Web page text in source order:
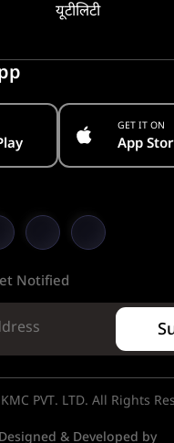
यूटीलिटी
GET IT ON
App
Notified
PVT. LTD. All Rights
Designed & Developed by